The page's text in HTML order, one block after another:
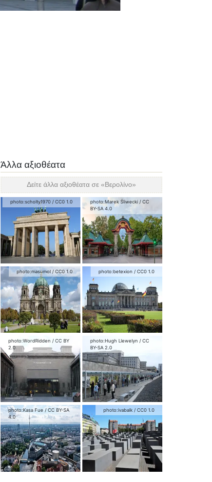
Άλλα αξιοθέατα
Δείτε άλλα αξιοθέατα σε «Βερολίνο»
photo:scholty1970 / CC0 1.0 photo:Marek Śliwecki / CC
BY-SA 4.0
photo:masumol / CC0 1.0 photo:betexion / CC0 1.0
photo:WordRidden / CC BY
2.0
photo:Hugh Llewelyn / CC
BY-SA 2.0
photo:Kasa Fue / CC BY-SA
4.0
photo:ivabalk / CC0 1.0